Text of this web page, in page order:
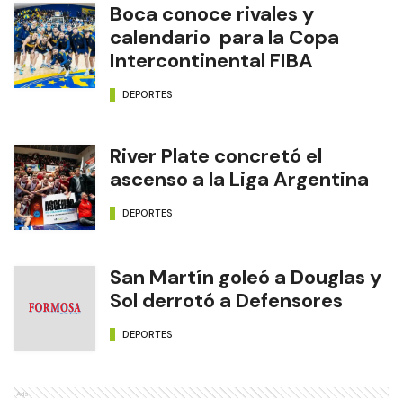
Boca conoce rivales y
calendario para la Copa
Intercontinental FIBA
DEPORTES
River Plate concretó el
ascenso a la Liga Argentina
DEPORTES
San Martín goleó a Douglas y
Sol derrotó a Defensores
DEPORTES
Ads